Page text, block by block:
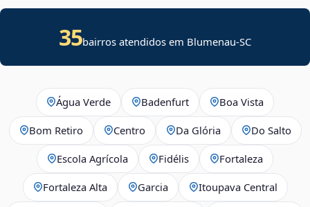
35bairros atendidos em Blumenau-SC
Água Verde Badenfurt Boa Vista
Bom Retiro Centro Da Glória Do Salto
Escola Agrícola Fidélis Fortaleza
Fortaleza Alta Garcia Itoupava Central